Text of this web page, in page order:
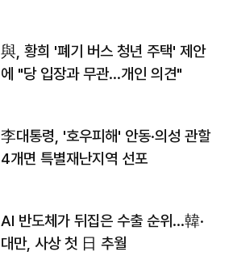
與, 황희 '폐기 버스 청년 주택' 제안
에 "당 입장과 무관…개인 의견"
李대통령, '호우피해' 안동·의성 관할
4개면 특별재난지역 선포
AI 반도체가 뒤집은 수출 순위…韓·
대만, 사상 첫 日 추월